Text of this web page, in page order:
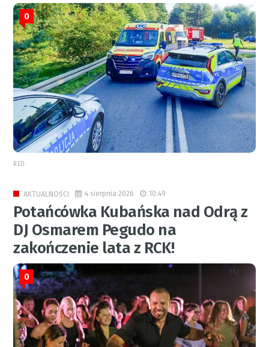
0
RED.
AKTUALNOŚCI 4 sierpnia 2026 10:49
Potańcówka Kubańska nad Odrą z
DJ Osmarem Pegudo na
zakończenie lata z RCK!
0